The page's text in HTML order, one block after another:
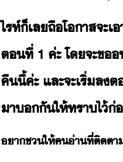
ไรท์​็​เล​ถืโาส​จะ​
ตที่​ ​1​ ​ค่ะ​ ​โ​จะ​ข
คืี้​ค่ะ​ ​และ​จะ​เริ่​ล​
า​​ั​ให้​ทรา​ไ้​
า​ช​ให้​ค่า​ที่​ติต